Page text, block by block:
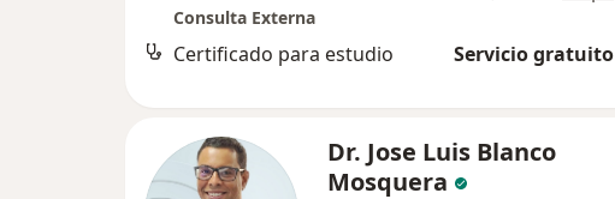
Consulta Externa
Certificado para estudio Servicio gratuito
Dr. Jose Luis Blanco
Mosquera